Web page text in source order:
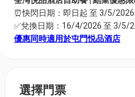
⏰快閃日期：即日起 至 3/5/2026
✅兌換日期：16/4/2026 至 3/5/
優惠同時適用於屯門悦品酒店
選擇門票